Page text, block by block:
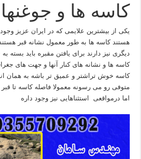
کاسه ها و جوغنها
یکی از بیشترین علایمی که در ایران عزیز
هستند کاسه ها به طور معمول نشانه قبر
دیگری نیز دارند برای یافتن مقبره باید
کاسه ها و نشانه های کنار آنها و جهت های
کاسه خوش تراشتر و عمیق تر باشه به همان
اما درمواقعی استثناهایی نیز وجود داره